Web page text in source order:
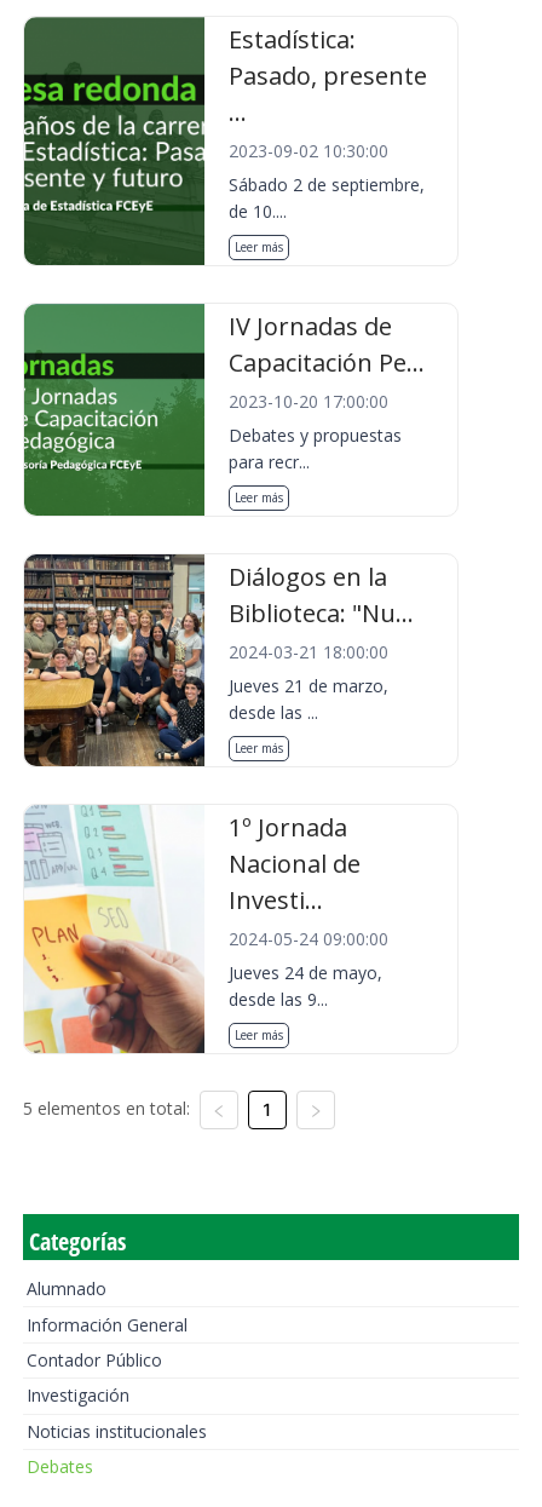
Estadística:
Pasado, presente
...
2023-09-02 10:30:00
Sábado 2 de septiembre,
de 10....
Leer más
IV Jornadas de
Capacitación Pe...
2023-10-20 17:00:00
Debates y propuestas
para recr...
Leer más
Diálogos en la
Biblioteca: "Nu...
2024-03-21 18:00:00
Jueves 21 de marzo,
desde las ...
Leer más
1º Jornada
Nacional de
Investi...
2024-05-24 09:00:00
Jueves 24 de mayo,
desde las 9...
Leer más
5 elementos en total: 1
Categorías
Alumnado
Información General
Contador Público
Investigación
Noticias institucionales
Debates